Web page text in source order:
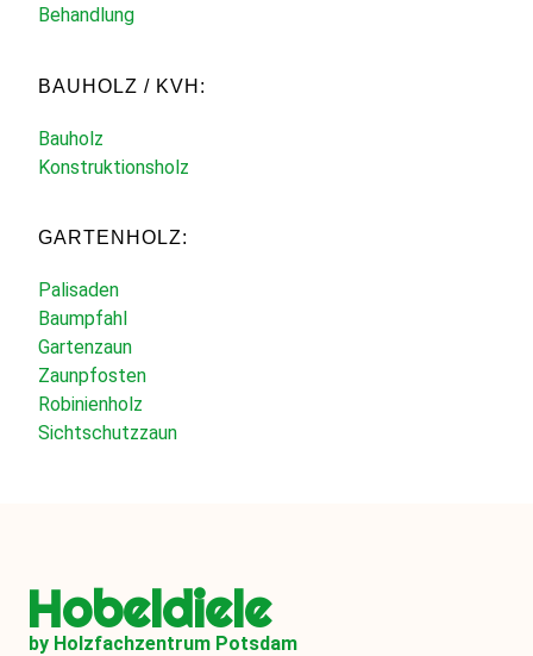
Behandlung
BAUHOLZ / KVH:
Bauholz
Konstruktionsholz
GARTENHOLZ:
Palisaden
Baumpfahl
Gartenzaun
Zaunpfosten
Robinienholz
Sichtschutzzaun
Hobeldiele
by Holzfachzentrum Potsdam